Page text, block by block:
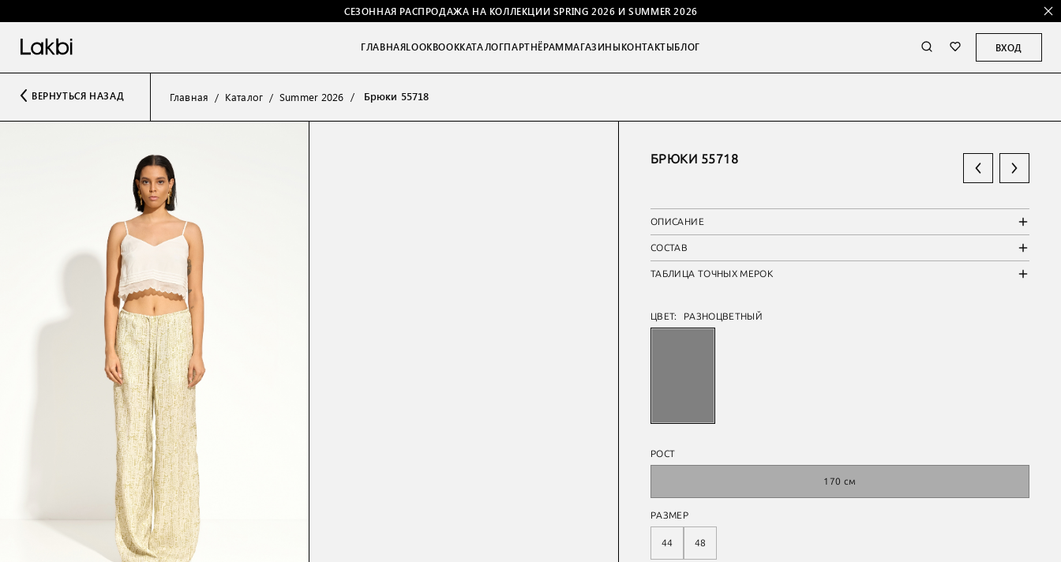
СЕЗОННАЯ РАСПРОДАЖА НА КОЛЛЕКЦИИ SPRING 2026 И SUMMER 2026
ГЛАВНАЯLOOKBOOKКАТАЛОГПАРТНЁРАММАГАЗИНЫКОНТАКТЫБЛОГ ВХОД
ВЕРНУТЬСЯ НАЗАД Главная Каталог Summer 2026 Брюки 55718
БРЮКИ 55718
ОПИСАНИЕ
СОСТАВ
ТАБЛИЦА ТОЧНЫХ МЕРОК
ЦВЕТ: РАЗНОЦВЕТНЫЙ
РОСТ
170 см
РАЗМЕР
44 48